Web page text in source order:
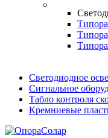
Светодиодное
Сигнальное
Табло контроля
Кремниевые